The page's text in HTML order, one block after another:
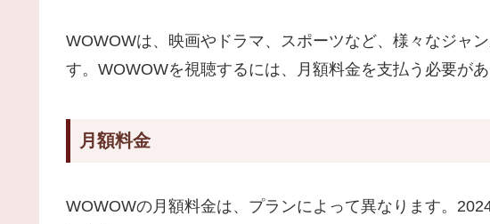
WOWOWは、映画やドラマ、スポーツなど、様々なジャ
す。WOWOWを視聴するには、月額料金を支払う必要があ
月額料金
WOWOWの月額料金は、プランによって異なります。